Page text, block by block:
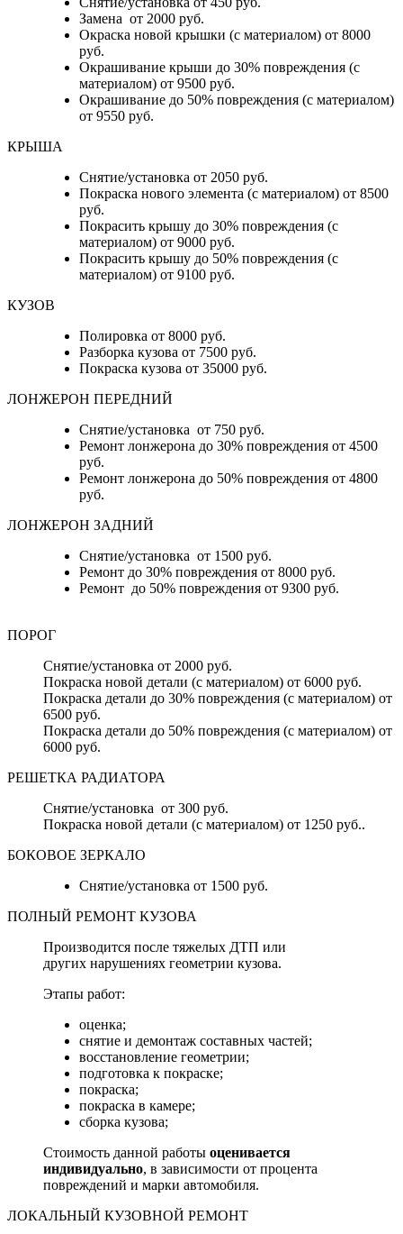
Замена от 2000 руб.
Окраска новой крышки (с материалом) от 8000
руб.
Окрашивание крыши до 30% повреждения (с
материалом) от 9500 руб.
Окрашивание до 50% повреждения (с материалом)
от 9550 руб.
КРЫША
Снятие/установка от 2050 руб.
Покраска нового элемента (с материалом) от 8500
руб.
Покрасить крышу до 30% повреждения (с
материалом) от 9000 руб.
Покрасить крышу до 50% повреждения (с
материалом) от 9100 руб.
КУЗОВ
Полировка от 8000 руб.
Разборка кузова от 7500 руб.
Покраска кузова от 35000 руб.
ЛОНЖЕРОН ПЕРЕДНИЙ
Снятие/установка от 750 руб.
Ремонт лонжерона до 30% повреждения от 4500
руб.
Ремонт лонжерона до 50% повреждения от 4800
руб.
ЛОНЖЕРОН ЗАДНИЙ
Снятие/установка от 1500 руб.
Ремонт до 30% повреждения от 8000 руб.
Ремонт до 50% повреждения от 9300 руб.
ПОРОГ
Снятие/установка от 2000 руб.
Покраска новой детали (с материалом) от 6000 руб.
Покраска детали до 30% повреждения (с материалом) от
6500 руб.
Покраска детали до 50% повреждения (с материалом) от
6000 руб.
РЕШЕТКА РАДИАТОРА
Снятие/установка от 300 руб.
Покраска новой детали (с материалом) от 1250 руб..
БОКОВОЕ ЗЕРКАЛО
Снятие/установка от 1500 руб.
ПОЛНЫЙ РЕМОНТ КУЗОВА
Производится после тяжелых ДТП или
других нарушениях геометрии кузова.
Этапы работ:
оценка;
снятие и демонтаж составных частей;
восстановление геометрии;
подготовка к покраске;
покраска;
покраска в камере;
сборка кузова;
Стоимость данной работы оценивается
индивидуально, в зависимости от процента
повреждений и марки автомобиля.
ЛОКАЛЬНЫЙ КУЗОВНОЙ РЕМОНТ